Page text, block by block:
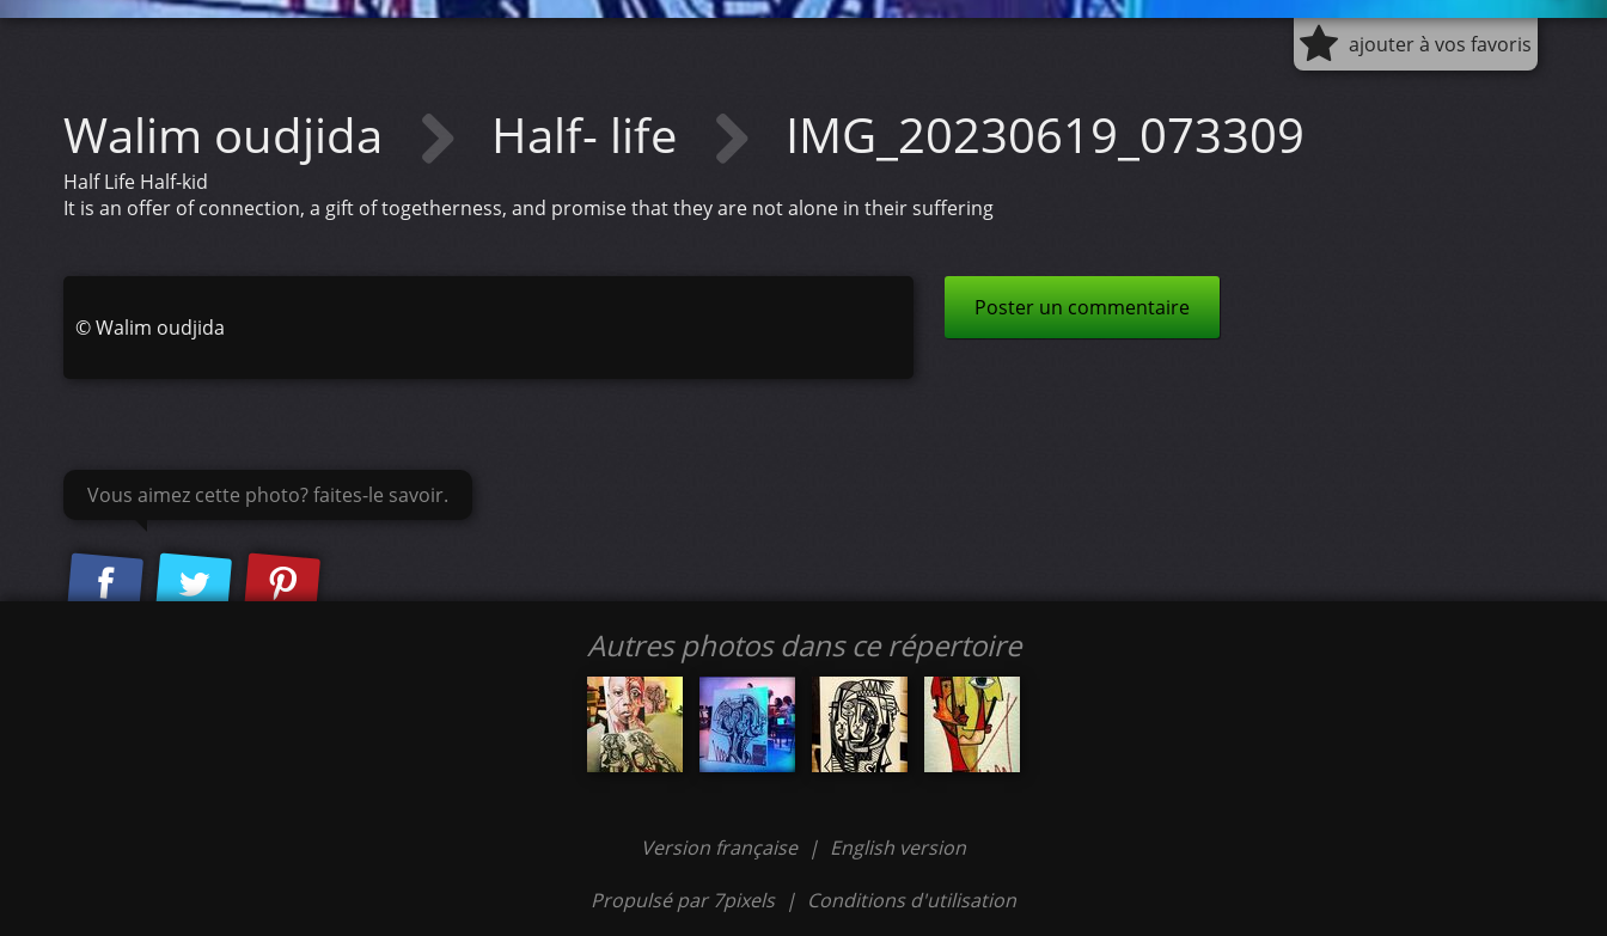
ajouter à vos favoris
Walim oudjida Half- life IMG_20230619_073309
Half Life Half-kid
It is an offer of connection, a gift of togetherness, and promise that they are not alone in their suffering
©Walim oudjida
Poster un commentaire
Vous aimez cette photo? faites-le savoir.
Autres photos dans ce répertoire
Version française | English version
Propulsé par 7pixels | Conditions d'utilisation